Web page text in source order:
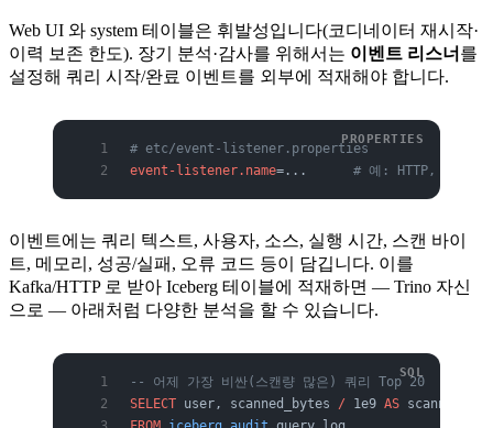
Web UI 와 system 테이블은 휘발성입니다(코디네이터 재시작·
이력 보존 한도). 장기 분석·감사를 위해서는 이벤트 리스너 를
설정해 쿼리 시작/완료 이벤트를 외부에 적재해야 합니다.
# etc/event-listener.properties
event-listener.name=... # 예: HTTP, Kafka,
이벤트에는 쿼리 텍스트, 사용자, 소스, 실행 시간, 스캔 바이
트, 메모리, 성공/실패, 오류 코드 등이 담깁니다. 이를
Kafka/HTTP 로 받아 Iceberg 테이블에 적재하면 — Trino 자신
으로 — 아래처럼 다양한 분석을 할 수 있습니다.
-- 어제 가장 비싼(스캔량 많은) 쿼리 Top 20
SELECT user, scanned_bytes / 1e9 AS